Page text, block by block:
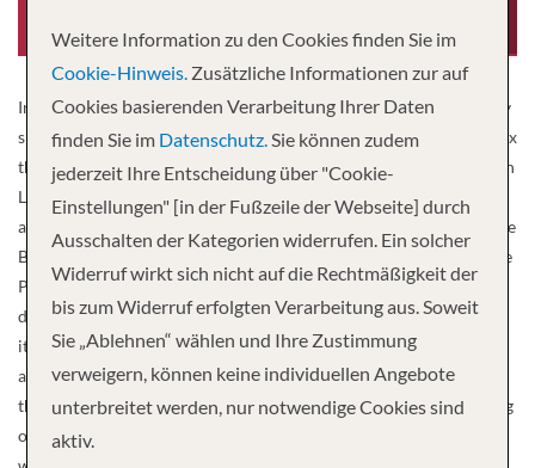
Inside was yesterday, Artania is today. In the style of modern luxury
ships, MS ARTANIA only offers outside cabins. However, at Phoenix
there is the new travel experience at an affordable price. The Ocean
Liner is traditionally timeless and at the same time cosmopolitan
and innovative. The ship, which was built as a Royal Princess for the
British market and named by Lady Diana, has been a member of the
Phoenix family since 2011. The ship is impressive with its
dimensions of 44,500 GT, 231 m long and 29 m wide. Nevertheless,
it is designed for only 1,200 passengers, all of whom are
accommodated in outside cabins with panoramic windows or with
their own private balcony. The guest can expect a wonderful feeling
of space with plenty of space for individuality. Even when the ship
Weitere Information zu den Cookies finden Sie im
Cookie-Hinweis. Zusätzliche Informationen zur auf
Cookies basierenden Verarbeitung Ihrer Daten
finden Sie im Datenschutz.Sie können zudem
jederzeit Ihre Entscheidung über "Cookie-
Einstellungen" [in der Fußzeile der Webseite] durch
Ausschalten der Kategorien widerrufen. Ein solcher
Widerruf wirkt sich nicht auf die Rechtmäßigkeit der
bis zum Widerruf erfolgten Verarbeitung aus. Soweit
Sie „Ablehnen“ wählen und Ihre Zustimmung
verweigern, können keine individuellen Angebote
unterbreitet werden, nur notwendige Cookies sind
aktiv.